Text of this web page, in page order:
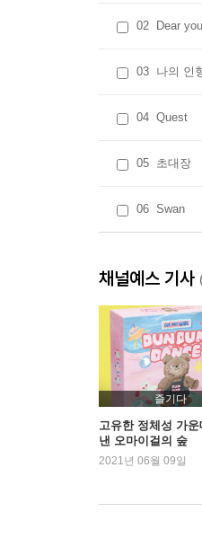
02 Dear
03 나의 인
04 Quest
05 초대장
06 Swan
채널예스 기사
즐기다
고유한 정체성 가운
낸 오마이걸의 숲
2021년 06월 09일